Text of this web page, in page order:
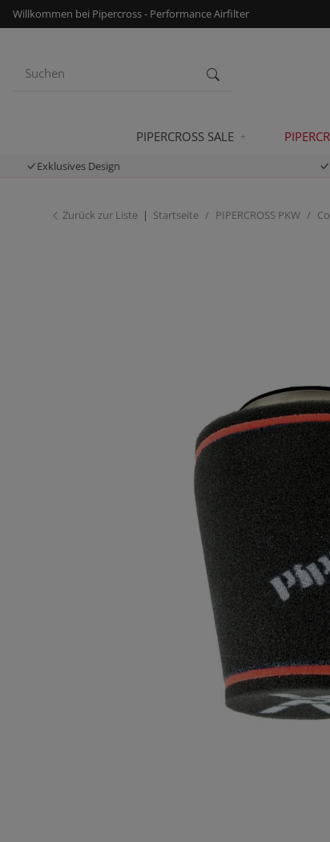
Willkommen bei Pipercross - Performance Airfilter
PIPERCROSS SALE
Exklusives Design
Zurück zur Liste Startseite PIPERCROSS PKW